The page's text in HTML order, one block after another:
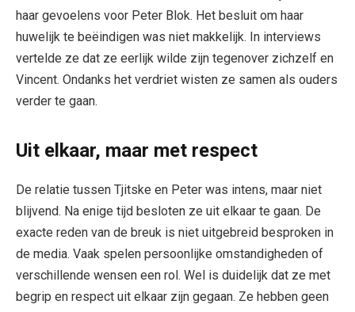
haar gevoelens voor Peter Blok. Het besluit om haar
huwelijk te beëindigen was niet makkelijk. In interviews
vertelde ze dat ze eerlijk wilde zijn tegenover zichzelf en
Vincent. Ondanks het verdriet wisten ze samen als ouders
verder te gaan.
Uit elkaar, maar met respect
De relatie tussen Tjitske en Peter was intens, maar niet
blijvend. Na enige tijd besloten ze uit elkaar te gaan. De
exacte reden van de breuk is niet uitgebreid besproken in
de media. Vaak spelen persoonlijke omstandigheden of
verschillende wensen een rol. Wel is duidelijk dat ze met
begrip en respect uit elkaar zijn gegaan. Ze hebben geen